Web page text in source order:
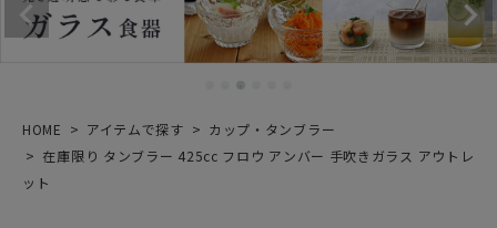
HOME アイテムで探す
カップ・タンブラー
在庫限り タンブラー 425cc フロウ アンバー 手吹きガラス アウトレ
ット